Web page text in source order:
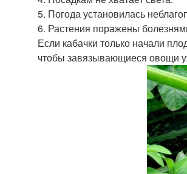
5. Погода установилась
6. Растения поражены
Если кабачки только начали
чтобы завязывающиеся овощи